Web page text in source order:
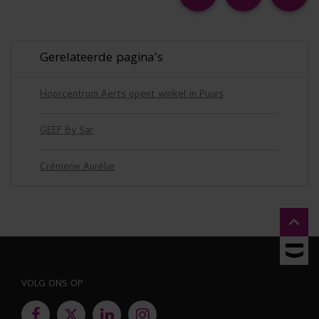
Gerelateerde pagina’s
Hoorcentrum Aerts opent winkel in Puurs
GEEF By Sar
Crèmerie Aurélie

VOLG ONS OP